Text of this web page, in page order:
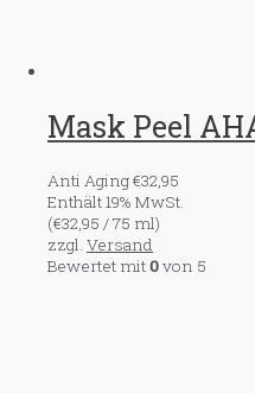
Mask Peel
Anti Aging€32,95
Enthält 19% MwSt.
(€32,95 / 75 ml)
zzgl. Versand
Bewertet mit0von 5